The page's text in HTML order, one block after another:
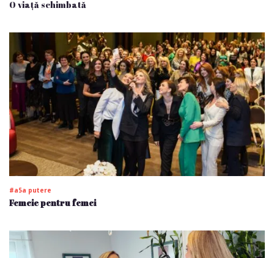
O viață schimbată
#a5a putere
Femeie pentru femei